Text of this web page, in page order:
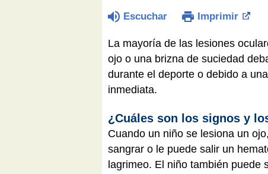
Escuchar Imprimir
La mayoría de las lesiones
ojo o una brizna de suciedad
durante el deporte o debido a
inmediata.
¿Cuáles son los signos y
Cuando un niño se lesiona un
sangrar o le puede salir un
lagrimeo. El niño también puede